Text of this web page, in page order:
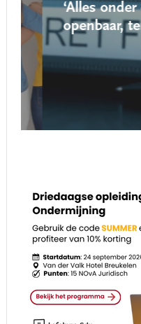
‘Alles onder
openbaar,